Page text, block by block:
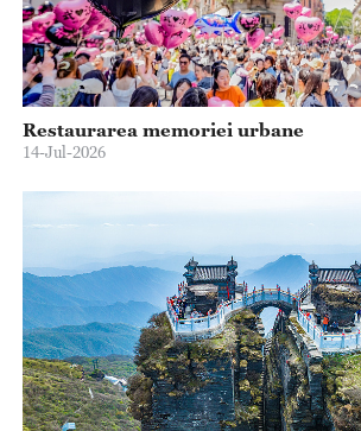
Restaurarea memoriei urbane
14-Jul-2026